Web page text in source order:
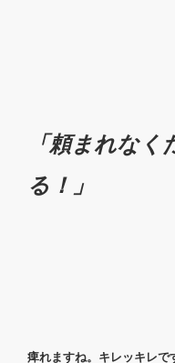
「頼まれなく
る！」
痺れますね。キレッキレで